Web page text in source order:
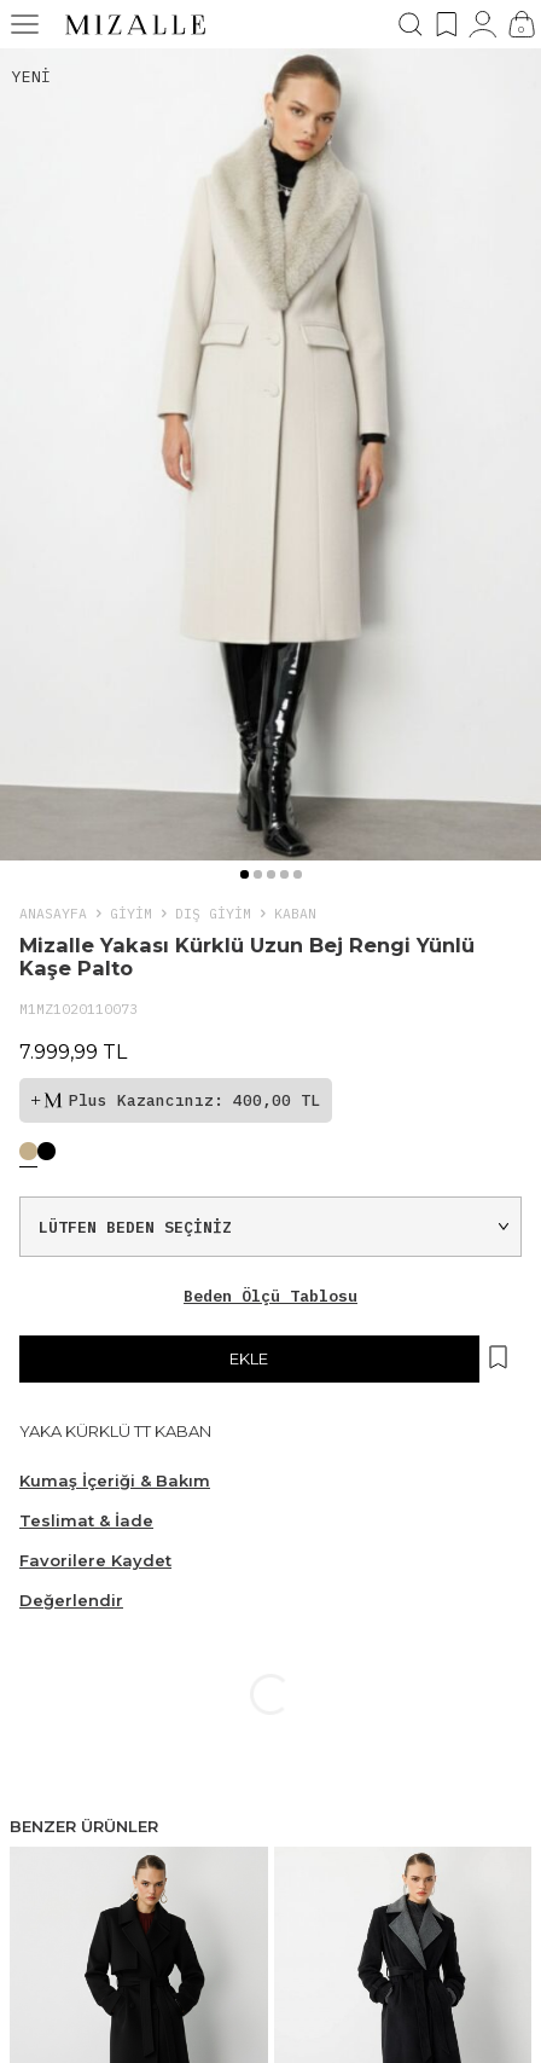
0
YENI
ANASAYFA GIYIM DIŞ GİYİM KABAN
Mizalle Yakası Kürklü Uzun Bej Rengi Yünlü
Kaşe Palto
M1MZ1020110073
7.999,99 TL
Plus Kazancınız: 400,00 TL
Beden Ölçü Tablosu
EKLE
YAKA KÜRKLÜ TT KABAN
Kumaş İçeriği & Bakım
Teslimat & İade
Favorilere Kaydet
Değerlendir
BENZER ÜRÜNLER